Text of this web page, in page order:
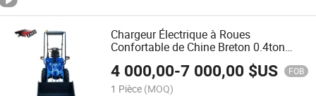
Chargeur Électrique à Roues
Confortable de Chine Breton 0.4ton
0.6ton 1.5ton Chargeur Électrique
Intelligent à Roues Haute Capacité 6-10
Heures de Travail
4 000,00-7 000,00 $US FOB
1 Pièce (MOQ)